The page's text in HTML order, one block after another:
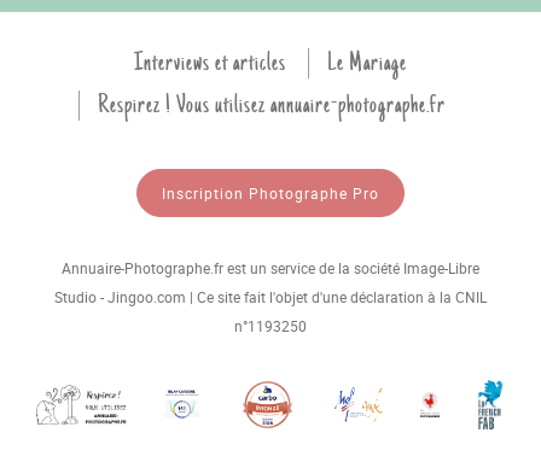
Interviews et articles
Le Mariage
Respirez ! Vous utilisez annuaire-photographe.fr
Inscription Photographe Pro
Annuaire-Photographe.fr est un service de la société Image-Libre
Studio - Jingoo.com | Ce site fait l'objet d'une déclaration à la CNIL
n°1193250